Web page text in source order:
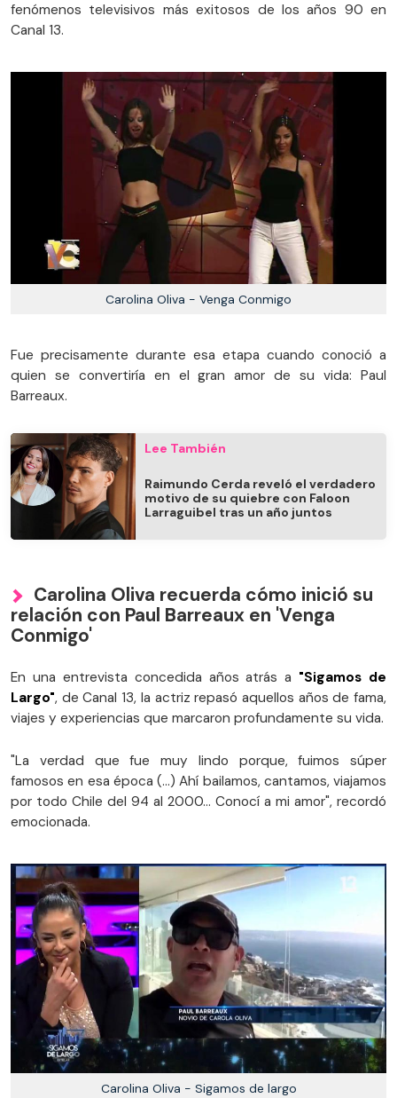
fenómenos televisivos más exitosos de los años 90 en
Canal 13.
Carolina Oliva - Venga Conmigo
Fue precisamente durante esa etapa cuando conoció a
quien se convertiría en el gran amor de su vida: Paul
Barreaux.
Lee También
Raimundo Cerda reveló el verdadero
motivo de su quiebre con Faloon
Larraguibel tras un año juntos
Carolina Oliva recuerda cómo inició su
relación con Paul Barreaux en 'Venga
Conmigo'
En una entrevista concedida años atrás a "Sigamos de
Largo", de Canal 13, la actriz repasó aquellos años de fama,
viajes y experiencias que marcaron profundamente su vida.
"La verdad que fue muy lindo porque, fuimos súper
famosos en esa época (...) Ahí bailamos, cantamos, viajamos
por todo Chile del 94 al 2000… Conocí a mi amor", recordó
emocionada.
Carolina Oliva - Sigamos de largo